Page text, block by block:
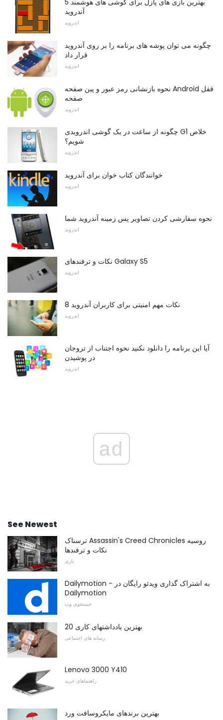
5 بهترین بازی های پازل برای گوشی های هوشمند
آندروید
اندروید
چگونه می توان پوشه های برنامه را بر روی آندروید
قرار داد
اندروید
نحوه بازنشانی رمز عبور و پین صفحه Android قفل
صفحه
اندروید
چگونه از ساعت در یک گوشی اندرویدی G1 خلاص
شویم؟
اندروید
خوانندگان کتاب خوان برای آندروید
اندروید
نحوه سفارشی کردن تصاویر پس زمینه آندروید شما
اندروید
نکات و ترفندهای Galaxy S5
اندروید
8 نکات مهم امنیتی برای کاربران آندروید
اندروید
آیا این برنامه را دانلود نکنید نحوه اجتناب از تروجان
در پوشیدن
اندروید
ad
See Newest
ترسناک Assassin's Creed Chronicles روسیه
نکات و ترفندها
بازی
Dailymotion - به اشتراک گذاری ویدئو رایگان در
Dailymotion
جستجوی وب
20 بهترین یادداشتهای کاری
رسانه های اجتماعی
Lenovo 3000 Y410
راهنماهای خرید
بهترین برندهای مایکروسافت ورد